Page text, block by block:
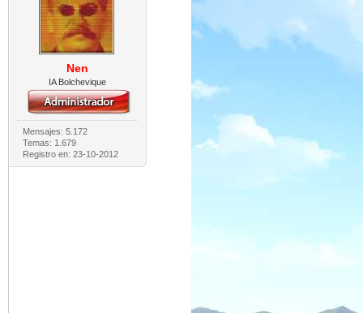
Nen
IA Bolchevique
Mensajes: 5.172
Temas: 1.679
Registro en: 23-10-2012